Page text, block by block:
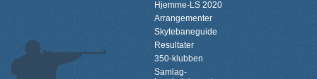
Hjemme-LS 2020
Arrangementer
Skytebaneguide
Resultater
350-klubben
Samlag-